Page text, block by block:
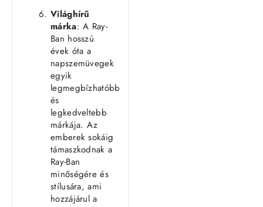
Világhírű
márka: A Ray-
Ban hosszú
évek óta a
napszemüvegek
egyik
legmegbízhatóbb
és
legkedveltebb
márkája. Az
emberek sokáig
támaszkodnak a
Ray-Ban
minőségére és
stílusára, ami
hozzájárul a